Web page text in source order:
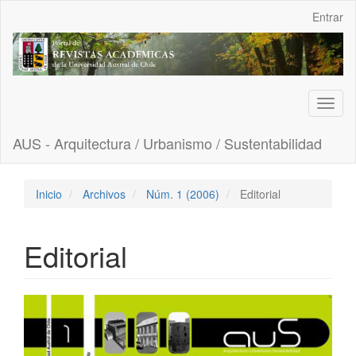
Contenido
principal
Barra
Entrar
AUS - Arquitectura / Urbanismo / Sustentabilidad
Inicio Archivos Núm. 1 (2006) Editorial
Editorial
Barra
lateral